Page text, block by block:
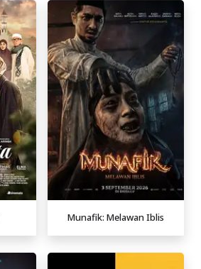
Munafik: Melawan Iblis